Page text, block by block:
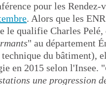
pour les Rendez-
. Alors que les
le qualifie Charles
" au département
du bâtiment),
en 2015 selon l'Insee. "
une progression